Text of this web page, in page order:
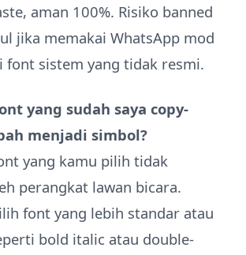
aman 100%. Risiko banned
jika memakai WhatsApp mod
font sistem yang tidak resmi.
yang sudah saya copy-
menjadi simbol?
yang kamu pilih tidak
perangkat lawan bicara.
font yang lebih standar atau
bold italic atau double-